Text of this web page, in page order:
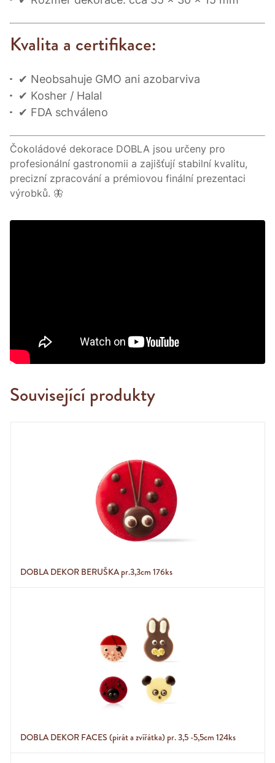
Kvalita a certifikace:
✔ Neobsahuje GMO ani azobarviva
✔ Kosher / Halal
✔ FDA schváleno
Čokoládové dekorace DOBLA jsou určeny pro
profesionální gastronomii a zajišťují stabilní kvalitu,
precizní zpracování a prémiovou finální prezentaci
výrobků. 🦋
Související produkty
DOBLA DEKOR BERUŠKA pr.3,3cm 176ks
DOBLA DEKOR FACES (pirát a zvířátka) pr. 3,5 -5,5cm 124ks